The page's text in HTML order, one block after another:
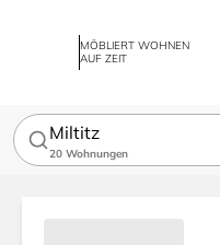
MÖBLIERT WOHNEN
AUF ZEIT
Miltitz
20 Wohnungen